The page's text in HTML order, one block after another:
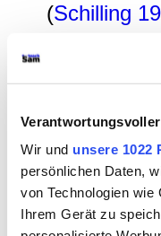
Wir und unsere 1022
persönlichen Daten,
von Technologien
Ihrem Gerät zu
(Schilling
Gebieten
ohne
nach
wurde.